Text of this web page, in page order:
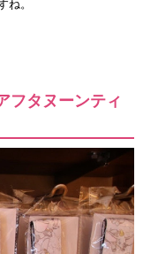
ね。
フタヌーンティ